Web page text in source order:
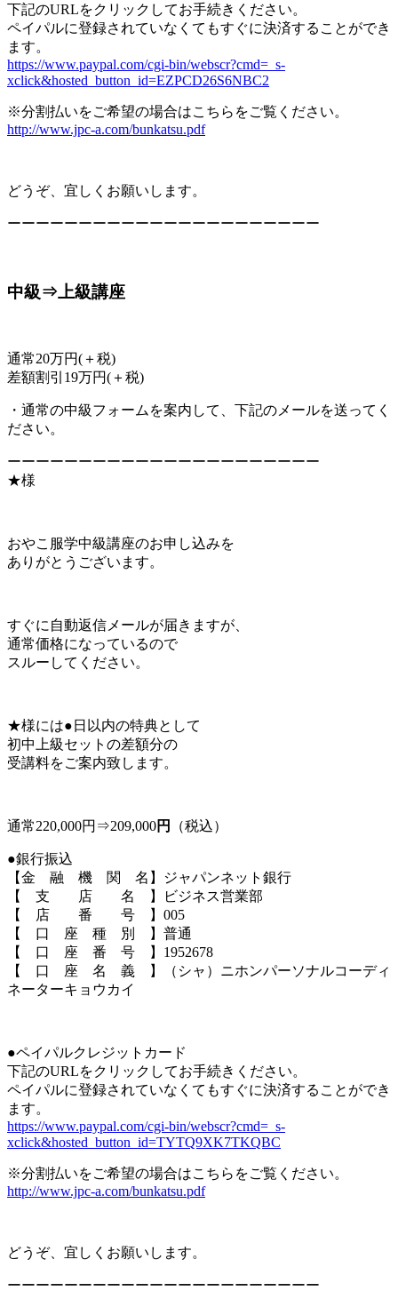
下記のURLをクリックしてお手続きください。
ペイパルに登録されていなくてもすぐに決済することができ
ます。
https://www.paypal.com/cgi-bin/webscr?cmd=_s-
xclick&hosted_button_id=EZPCD26S6NBC2
※分割払いをご希望の場合はこちらをご覧ください。
http://www.jpc-a.com/bunkatsu.pdf
どうぞ、宜しくお願いします。
ーーーーーーーーーーーーーーーーーーーーーー
中級⇒上級講座
通常20万円(＋税)
差額割引19万円(＋税)
・通常の中級フォームを案内して、下記のメールを送ってく
ださい。
ーーーーーーーーーーーーーーーーーーーーーー
★様
おやこ服学中級講座のお申し込みを
ありがとうございます。
すぐに自動返信メールが届きますが、
通常価格になっているので
スルーしてください。
★様には●日以内の特典として
初中上級セットの差額分の
受講料をご案内致します。
通常220,000円⇒209,000円 （税込）
●銀行振込
【金 融 機 関 名】ジャパンネット銀行
【 支 店 名 】ビジネス営業部
【 店 番 号 】005
【 口 座 種 別 】普通
【 口 座 番 号 】1952678
【 口 座 名 義 】（シャ）ニホンパーソナルコーディ
ネーターキョウカイ
●ペイパルクレジットカード
下記のURLをクリックしてお手続きください。
ペイパルに登録されていなくてもすぐに決済することができ
ます。
https://www.paypal.com/cgi-bin/webscr?cmd=_s-
xclick&hosted_button_id=TYTQ9XK7TKQBC
※分割払いをご希望の場合はこちらをご覧ください。
http://www.jpc-a.com/bunkatsu.pdf
どうぞ、宜しくお願いします。
ーーーーーーーーーーーーーーーーーーーーーー